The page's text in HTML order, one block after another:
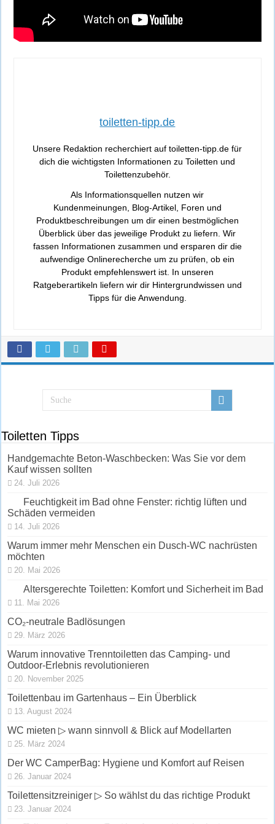
toiletten-tipp.de
Unsere Redaktion recherchiert auf toiletten-tipp.de für
dich die wichtigsten Informationen zu Toiletten und
Toilettenzubehör.
Als Informationsquellen nutzen wir
Kundenmeinungen, Blog-Artikel, Foren und
Produktbeschreibungen um dir einen bestmöglichen
Überblick über das jeweilige Produkt zu liefern. Wir
fassen Informationen zusammen und ersparen dir die
aufwendige Onlinerecherche um zu prüfen, ob ein
Produkt empfehlenswert ist. In unseren
Ratgeberartikeln liefern wir dir Hintergrundwissen und
Tipps für die Anwendung.
Toiletten Tipps
Handgemachte Beton-Waschbecken: Was Sie vor dem
Kauf wissen sollten
24. Juli 2026
Feuchtigkeit im Bad ohne Fenster: richtig lüften und
Schäden vermeiden
14. Juli 2026
Warum immer mehr Menschen ein Dusch-WC nachrüsten
möchten
20. Mai 2026
Altersgerechte Toiletten: Komfort und Sicherheit im Bad
11. Mai 2026
CO₂-neutrale Badlösungen
29. März 2026
Warum innovative Trenntoiletten das Camping- und
Outdoor-Erlebnis revolutionieren
20. November 2025
Toilettenbau im Gartenhaus – Ein Überblick
13. August 2024
WC mieten ▷ wann sinnvoll & Blick auf Modellarten
25. März 2024
Der WC CamperBag: Hygiene und Komfort auf Reisen
26. Januar 2024
Toilettensitzreiniger ▷ So wählst du das richtige Produkt
23. Januar 2024